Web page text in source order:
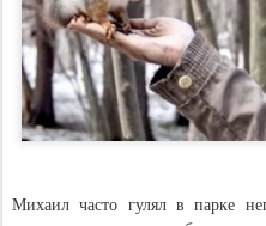
Михаил часто гулял в парке